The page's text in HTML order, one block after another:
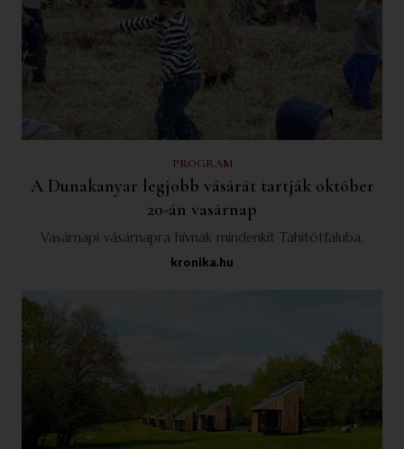
PROGRAM
A Dunakanyar legjobb vásárát tartják október
20-án vasárnap
Vasárnapi vásárnapra hívnak mindenkit Tahitótfaluba.
kronika.hu